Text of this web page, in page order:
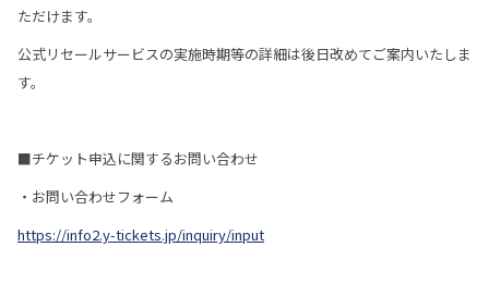
ただけます。
公式リセールサービスの実施時期等の詳細は後日改めてご案内いたしま
す。
■チケット申込に関するお問い合わせ
・お問い合わせフォーム
https://info2.y-tickets.jp/inquiry/input